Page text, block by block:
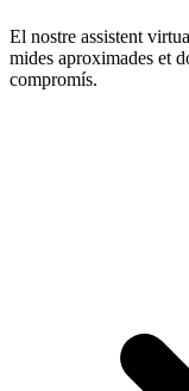
El nostre assistent
mides aproximades et
compromís.